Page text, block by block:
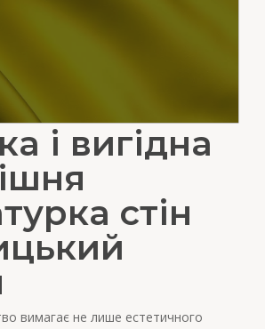
і вигідна
стін
вимагає не лише естетичного